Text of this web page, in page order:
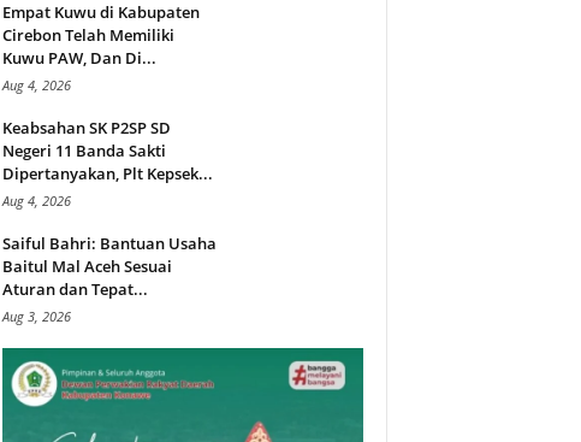
Empat Kuwu di Kabupaten
Cirebon Telah Memiliki
Kuwu PAW, Dan Di...
Aug 4, 2026
Keabsahan SK P2SP SD
Negeri 11 Banda Sakti
Dipertanyakan, Plt Kepsek...
Aug 4, 2026
Saiful Bahri: Bantuan Usaha
Baitul Mal Aceh Sesuai
Aturan dan Tepat...
Aug 3, 2026